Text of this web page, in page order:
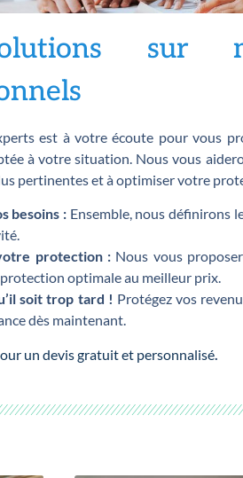
sur
est à votre écoute pour vous
à votre situation. Nous vous
pertinentes et à optimiser votre
besoins : Ensemble, nous définirons
protection : Nous vous
optimale au meilleur prix.
soit trop tard ! Protégez vos
dès maintenant.
un devis gratuit et personnalisé